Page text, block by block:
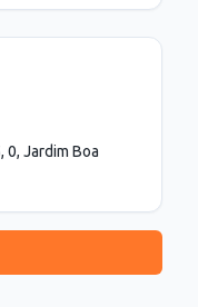
0, Jardim Boa